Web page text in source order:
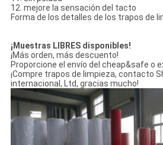
12. mejore la sensación del tacto
Forma de los detalles de los trapos de
¡Muestras LIBRES disponibles!
¡Más orden, más descuento!
Proporcione el envío del cheap&safe o
¡Compre trapos de limpieza, contacto
internacional, Ltd, gracias mucho!